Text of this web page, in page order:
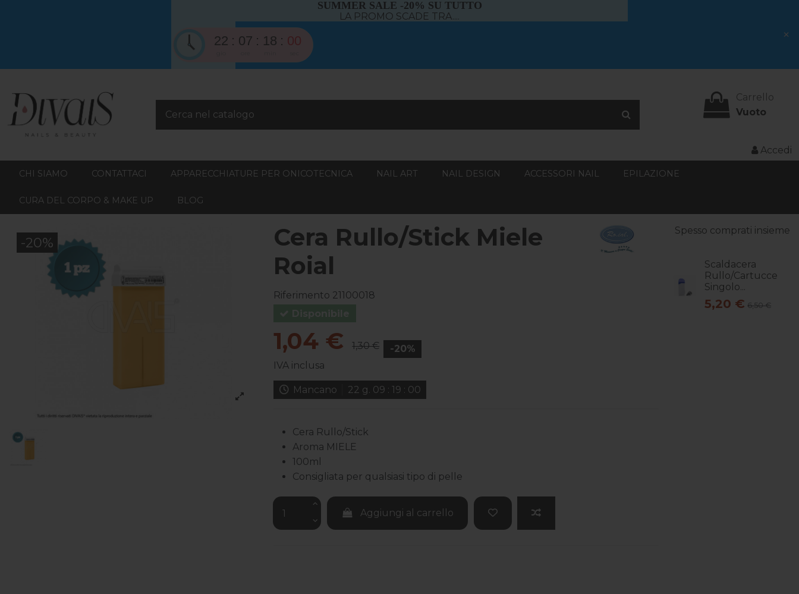
SUMMER SALE -20% SU TUTTO
LA PROMO SCADE TRA....
22 07 17 59 ×
Carrello
Vuoto
Accedi
CHI SIAMO CONTATTACI APPARECCHIATURE PER ONICOTECNICA NAIL ART NAIL DESIGN ACCESSORI NAIL EPILAZIONE
CURA DEL CORPO & MAKE UP BLOG
-20%
Cera Rullo/Stick Miele
Roial
Riferimento 21100018
1,04 € 1,30 €
-20%
IVA inclusa
Mancano 22 g. 09 : 18 : 59
Cera Rullo/Stick
Aroma MIELE
100ml
Consigliata per qualsiasi tipo di pelle
Aggiungi al carrello
Spesso comprati insieme
Scaldacera
Rullo/Cartucce
Singolo...
5,20 € 6,50 €